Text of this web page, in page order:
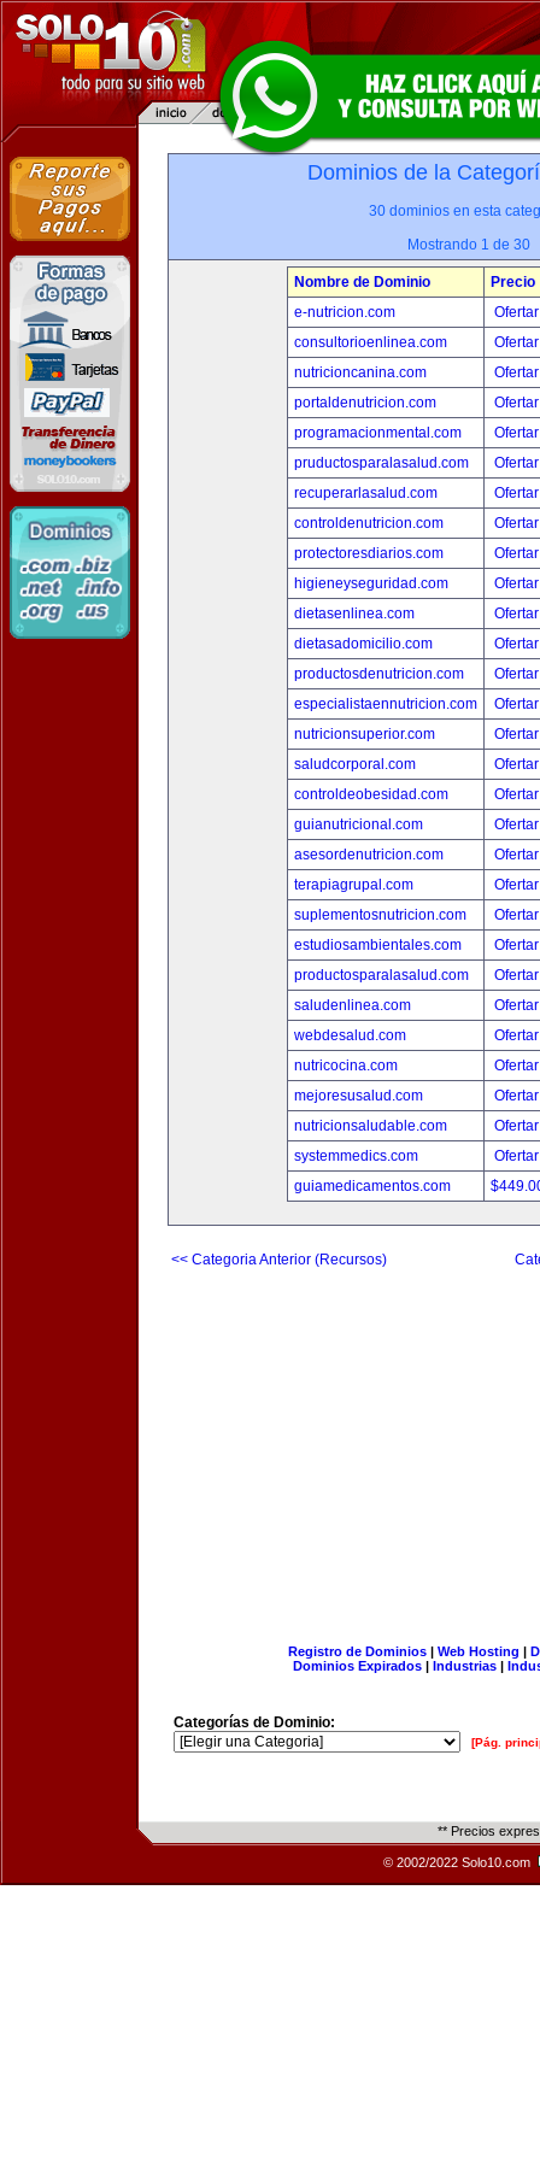
Dominios de la
30 dominios en esta
Mostrando 1 de 30
Nombre de Dominio
Precio
e-nutricion.com
consultorioenlinea.com
nutricioncanina.com
portaldenutricion.com
programacionmental.com
pruductosparalasalud.com
recuperarlasalud.com
controldenutricion.com
protectoresdiarios.com
higieneyseguridad.com
dietasenlinea.com
dietasadomicilio.com
productosdenutricion.com
especialistaennutricion.com
nutricionsuperior.com
saludcorporal.com
controldeobesidad.com
guianutricional.com
asesordenutricion.com
terapiagrupal.com
suplementosnutricion.com
estudiosambientales.com
productosparalasalud.com
saludenlinea.com
webdesalud.com
nutricocina.com
mejoresusalud.com
nutricionsaludable.com
systemmedics.com
guiamedicamentos.com
<< Categoria Anterior (Recursos)
Registro de Dominios| Web Hosting |
Dominios Expirados | Industrias |
Categorías de Dominio:
[Pág.
** Precios
© 2002/2022 Solo10.com